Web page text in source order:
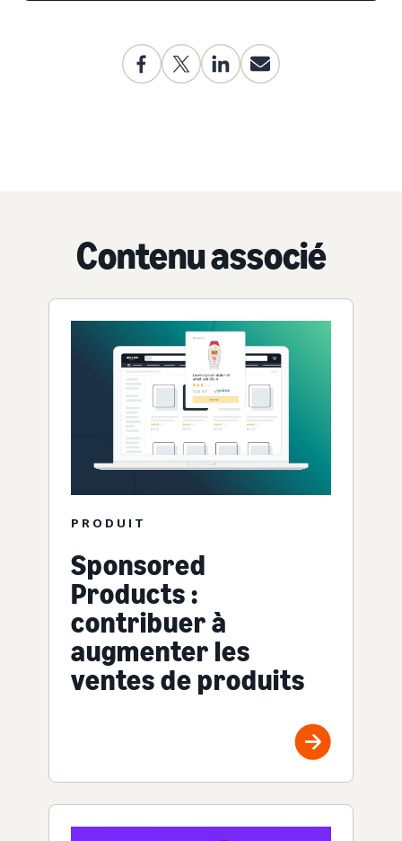
Contenu associé
PRODUIT
Sponsored
Products :
contribuer à
augmenter les
ventes de produits